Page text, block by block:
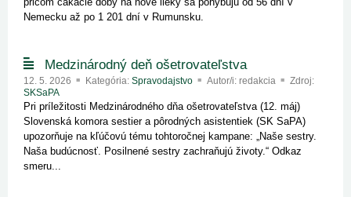
Nemecku až po 1 201 dní v Rumunsku.
Medzinárodný deň ošetrovateľstva
12. 5. 2026 Kategória: Spravodajstvo Autor/i: redakcia
Zdroj:
SKSaPA
Pri príležitosti Medzinárodného dňa ošetrovateľstva (12. máj)
Slovenská komora sestier a pôrodných asistentiek (SK SaPA)
upozorňuje na kľúčovú tému tohtoročnej kampane: „Naše sestry.
Naša budúcnosť. Posilnené sestry zachraňujú životy.“ Odkaz
smeru...